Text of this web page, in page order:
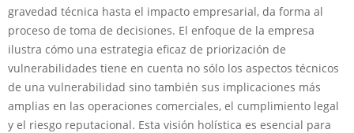
gravedad técnica hasta el impacto empresarial, da forma al
proceso de toma de decisiones. El enfoque de la empresa
ilustra cómo una estrategia eficaz de priorización de
vulnerabilidades tiene en cuenta no sólo los aspectos técnicos
de una vulnerabilidad sino también sus implicaciones más
amplias en las operaciones comerciales, el cumplimiento legal
y el riesgo reputacional. Esta visión holística es esencial para